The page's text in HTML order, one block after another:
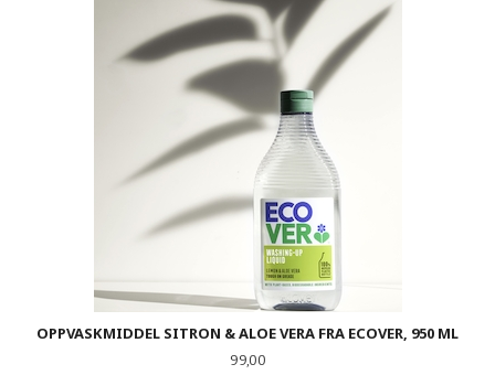
OPPVASKMIDDEL SITRON & ALOE VERA FRA ECOVER, 950 ML
Pris
99,00